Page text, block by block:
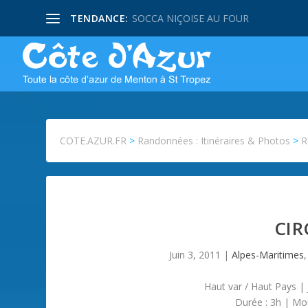
TENDANCE: SOCCA NIÇOISE AU FOUR
COTE.AZUR.FR > Randonnées : Itinéraires & Photos >
Juin 3, 2011 | Alpes-Maritimes
Haut var / Haut Pays
Durée : 3h |